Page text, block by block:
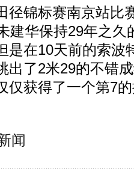
锦标赛南京站比
建华保持29年之久
是在10天前的索波
出了2米29的不错
仅获得了一个第7
闻